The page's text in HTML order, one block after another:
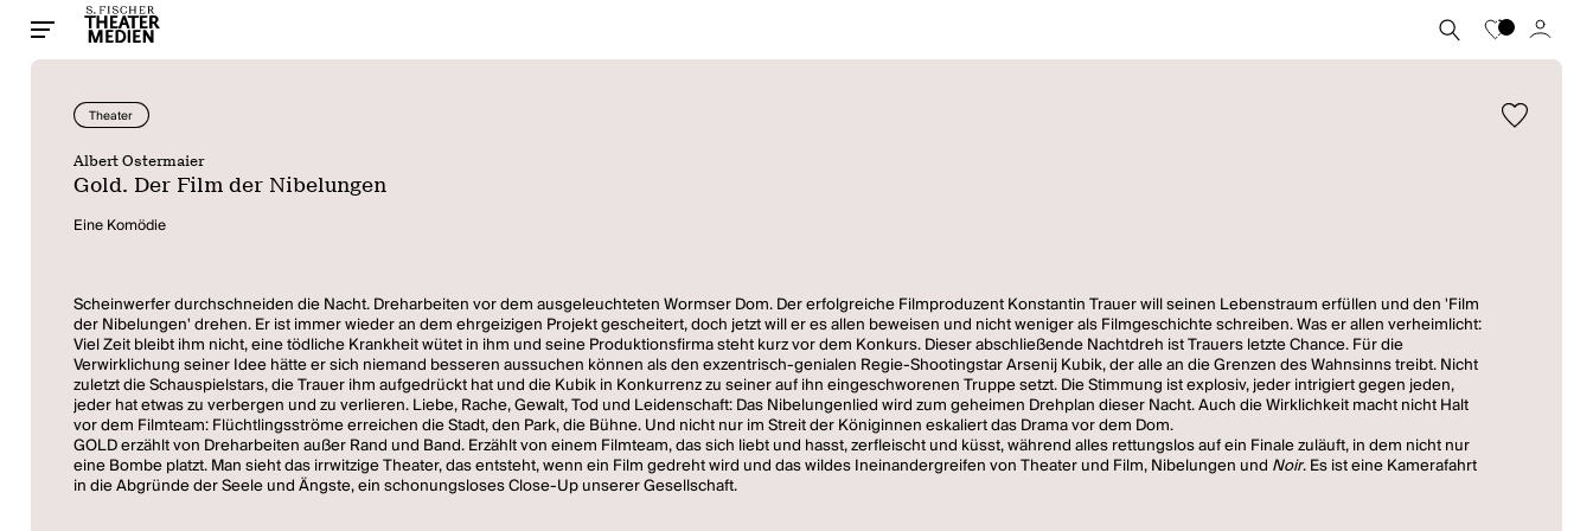
Theater
Albert Ostermaier
Gold. Der Film der Nibelungen
Eine Komödie
Scheinwerfer durchschneiden die Nacht. Dreharbeiten vor dem ausgeleuchteten Wormser Dom. Der erfolgreiche Filmproduzent Konstantin Trauer will seinen Lebenstraum erfüllen und den 'Film
der Nibelungen' drehen. Er ist immer wieder an dem ehrgeizigen Projekt gescheitert, doch jetzt will er es allen beweisen und nicht weniger als Filmgeschichte schreiben. Was er allen verheimlicht:
Viel Zeit bleibt ihm nicht, eine tödliche Krankheit wütet in ihm und seine Produktionsfirma steht kurz vor dem Konkurs. Dieser abschließende Nachtdreh ist Trauers letzte Chance. Für die
Verwirklichung seiner Idee hätte er sich niemand besseren aussuchen können als den exzentrisch-genialen Regie-Shootingstar Arsenij Kubik, der alle an die Grenzen des Wahnsinns treibt. Nicht
zuletzt die Schauspielstars, die Trauer ihm aufgedrückt hat und die Kubik in Konkurrenz zu seiner auf ihn eingeschworenen Truppe setzt. Die Stimmung ist explosiv, jeder intrigiert gegen jeden,
jeder hat etwas zu verbergen und zu verlieren. Liebe, Rache, Gewalt, Tod und Leidenschaft: Das Nibelungenlied wird zum geheimen Drehplan dieser Nacht. Auch die Wirklichkeit macht nicht Halt
vor dem Filmteam: Flüchtlingsströme erreichen die Stadt, den Park, die Bühne. Und nicht nur im Streit der Königinnen eskaliert das Drama vor dem Dom.
GOLD erzählt von Dreharbeiten außer Rand und Band. Erzählt von einem Filmteam, das sich liebt und hasst, zerfleischt und küsst, während alles rettungslos auf ein Finale zuläuft, in dem nicht nur
eine Bombe platzt. Man sieht das irrwitzige Theater, das entsteht, wenn ein Film gedreht wird und das wildes Ineinandergreifen von Theater und Film, Nibelungen und Noir. Es ist eine Kamerafahrt
in die Abgründe der Seele und Ängste, ein schonungsloses Close-Up unserer Gesellschaft.